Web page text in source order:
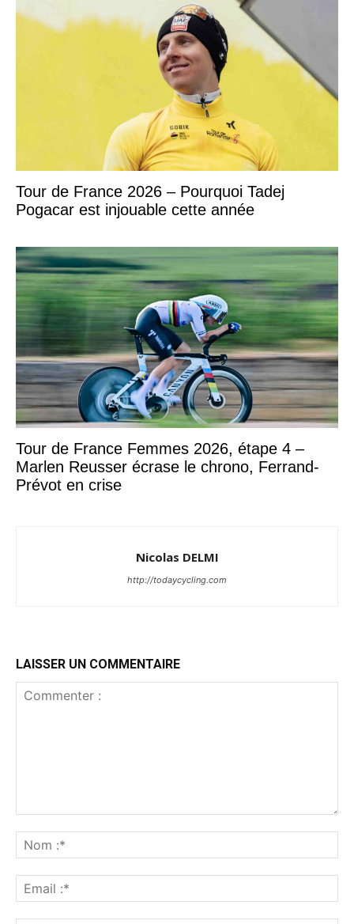
Tour de France 2026 – Pourquoi Tadej
Pogacar est injouable cette année
Tour de France Femmes 2026, étape 4 –
Marlen Reusser écrase le chrono, Ferrand-
Prévot en crise
Nicolas DELMI
http://todaycycling.com
LAISSER UN COMMENTAIRE